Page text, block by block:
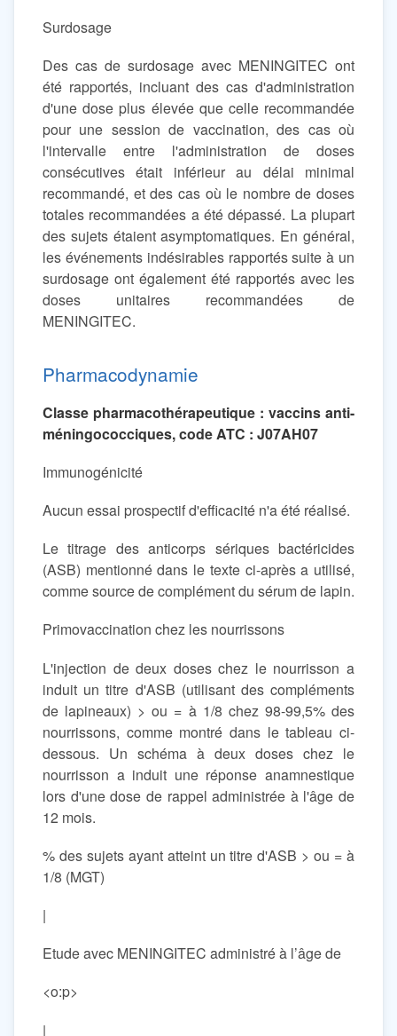
Surdosage
Des cas de surdosage avec MENINGITEC ont
été rapportés, incluant des cas d'administration
d'une dose plus élevée que celle recommandée
pour une session de vaccination, des cas où
l'intervalle entre l'administration de doses
consécutives était inférieur au délai minimal
recommandé, et des cas où le nombre de doses
totales recommandées a été dépassé. La plupart
des sujets étaient asymptomatiques. En général,
les événements indésirables rapportés suite à un
surdosage ont également été rapportés avec les
doses unitaires recommandées de
MENINGITEC.
Pharmacodynamie
Classe pharmacothérapeutique : vaccins anti-
méningococciques, code ATC : J07AH07
Immunogénicité
Aucun essai prospectif d'efficacité n'a été réalisé.
Le titrage des anticorps sériques bactéricides
(ASB) mentionné dans le texte ci-après a utilisé,
comme source de complément du sérum de lapin.
Primovaccination chez les nourrissons
L'injection de deux doses chez le nourrisson a
induit un titre d'ASB (utilisant des compléments
de lapineaux) > ou = à 1/8 chez 98-99,5% des
nourrissons, comme montré dans le tableau ci-
dessous. Un schéma à deux doses chez le
nourrisson a induit une réponse anamnestique
lors d'une dose de rappel administrée à l'âge de
12 mois.
% des sujets ayant atteint un titre d'ASB > ou = à
1/8 (MGT)
|
Etude avec MENINGITEC administré à l’âge de
<o:p>
|